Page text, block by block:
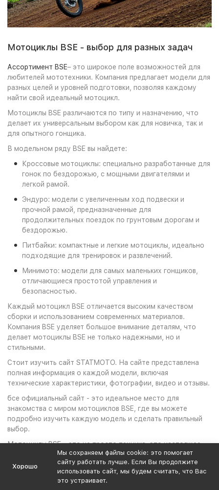
Мотоциклы BSE - выбор для разных задач
Ассортимент BSE– это широкое поле возможностей для
любителей мототехники. Компания предлагает модели для
разных целей и уровней подготовки, позволяя каждому
найти свой идеальный мотоцикл.
Мотоциклы BSE различаются по типу и назначению, что
делает их универсальным выбором как для новичка, так и
для опытного гонщика.
В модельном ряду BSE вы найдете:
Кроссовые мотоциклы: специально разработанные для
гонок по бездорожью, с мощными двигателями и
легкой рамой.
Эндуро: модели с увеличенным ход подвески и
прочной рамой, предназначенные для
продолжительных поездок по грунтовым дорогам и
бездорожью.
Питбайки: компактные и легкие мотоциклы, идеально
подходящие для тренировок и развлечений.
Минимото: модели для самых маленьких гонщиков,
отличающиеся простотой управления и
безопасностью.
Каждый мотоцикл BSE отличается высоким качеством
сборки и использованием современных материалов.
Компания BSE уделяет большое внимание деталям, что
делает мотоциклы BSE не только надежными, но и
стильными.
Cтоит изучить сайт STATMOTO. На сайте представлена
полная информация о каждой модели, включая
технические характеристики, фотографии, видео и отзывы.
бсе официальный сайт - это идеальное место для
знакомства с миром мотоциклов BSE, где вы можете
подробно изучить каждую модель и сделать правильный
выбор.
Мотоциклы BSE – это не просто техника, это настоящее
вдохновение для путешествий, приключений и спортивных
достижений. На сайте STARTMOTO вы найдете ответы на
все ваши вопросы и свой идеальный мотоцикл.
Хорошо
Мы сохраняем файлы cookie: это помогает
сайту работать лучше. Если Вы продолжите
использовать сайт, мы будем считать, что Вас
это устраивает.